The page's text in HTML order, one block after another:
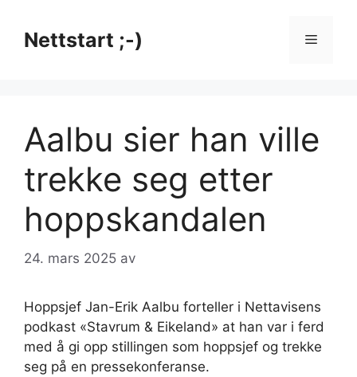
innholdNettstart ;-) Meny
Aalbu sier han ville
trekke seg etter
hoppskandalen
24. mars 2025 av
Hoppsjef Jan-Erik Aalbu forteller i Nettavisens
podkast «Stavrum & Eikeland» at han var i ferd
med å gi opp stillingen som hoppsjef og trekke
seg på en pressekonferanse.